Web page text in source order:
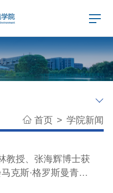
首页 > 学院新闻
教授、张海辉博士获
克斯·格罗斯曼青年